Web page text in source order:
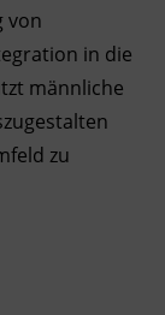
von
in die
männliche
zu